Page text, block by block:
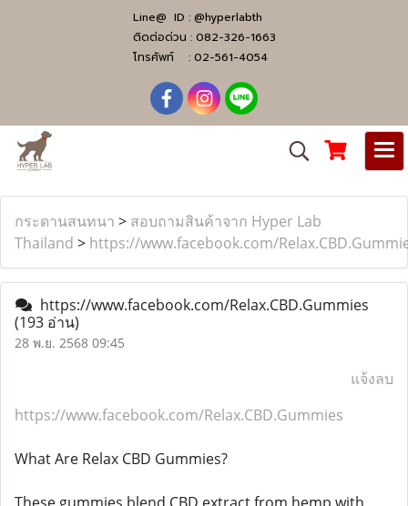
Line@ ID : @hyperlabth
ติดต่อด่วน : 082-326-1663
โทรศัพท์ : 02-561-4054
กระดานสนทนา > สอบถามสินค้าจาก Hyper Lab
Thailand > https://www.facebook.com/
https://www.facebook.com/Relax.CBD.Gummies
(193 อ่าน)
28 พ.ย. 2568 09:45
แจ้งลบ
https://www.facebook.com/Relax.CBD.Gummies
What Are Relax CBD Gummies?